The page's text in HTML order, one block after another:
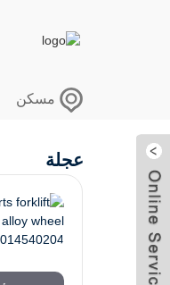
مسكن
عجلة ارسل بريد
الكتروني